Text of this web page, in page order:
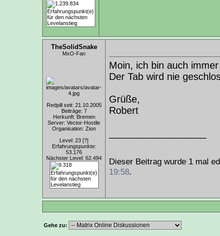
TheSolidSnake
MxO-Fan
Redpill seit: 21.10.2005
Beiträge: 7
Herkunft: Bremen
Server: Vector-Hostile
Organisation: Zion
Level: 23 [?]
Erfahrungspunkte:
53.176
Nächster Level: 62.494
Moin, ich bin auch
Der Tab wird nie
Grüße,
Robert
Dieser Beitrag wurde 1 mal
19:58.
Gehe zu: